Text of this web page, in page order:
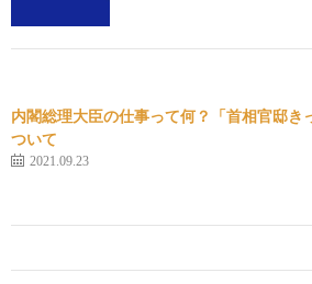
内閣総理大臣の仕事って何？「首相官邸き
ついて
2021.09.23